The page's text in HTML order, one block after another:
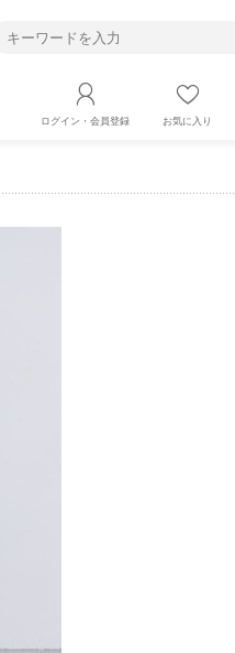
ログイン・会員登録 お気に入り